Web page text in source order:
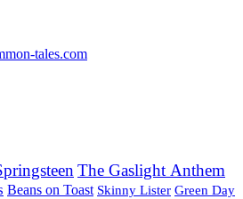
tales.com
The Gaslight Anthem
Beans on Toast Skinny Lister Green Day